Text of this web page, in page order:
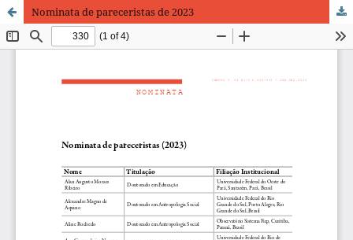
Nominata de pareceristas de 2023